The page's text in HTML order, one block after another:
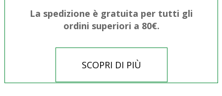
La spedizione è gratuita per tutti gli
ordini superiori a 80€.
SCOPRI DI PIÙ